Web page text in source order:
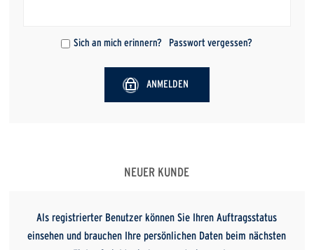
Sich an mich erinnern? Passwort vergessen?
ANMELDEN
NEUER KUNDE
Als registrierter Benutzer können Sie Ihren Auftragsstatus
einsehen und brauchen Ihre persönlichen Daten beim nächsten